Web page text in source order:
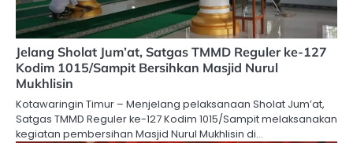
Jelang Sholat Jum’at, Satgas TMMD Reguler ke-127
Kodim 1015/Sampit Bersihkan Masjid Nurul
Mukhlisin
Kotawaringin Timur – Menjelang pelaksanaan Sholat Jum’at,
Satgas TMMD Reguler ke-127 Kodim 1015/Sampit melaksanakan
kegiatan pembersihan Masjid Nurul Mukhlisin di…